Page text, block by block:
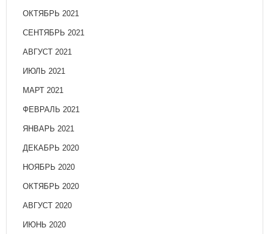
ОКТЯБРЬ 2021
СЕНТЯБРЬ 2021
АВГУСТ 2021
ИЮЛЬ 2021
МАРТ 2021
ФЕВРАЛЬ 2021
ЯНВАРЬ 2021
ДЕКАБРЬ 2020
НОЯБРЬ 2020
ОКТЯБРЬ 2020
АВГУСТ 2020
ИЮНЬ 2020